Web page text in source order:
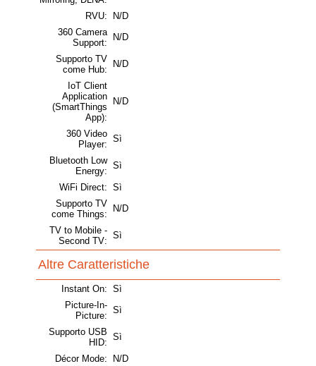
RVU:
N/D
360 Camera
Support:
N/D
Supporto TV
come Hub:
N/D
IoT Client
Application
(SmartThings
App):
N/D
360 Video
Player:
Sì
Bluetooth Low
Energy:
Sì
WiFi Direct: Sì
Supporto TV
come Things:
N/D
TV to Mobile -
Second TV:
Sì
Altre Caratteristiche
Instant On: Sì
Picture-In-
Picture:
Sì
Supporto USB
HID:
Sì
Décor Mode:
N/D